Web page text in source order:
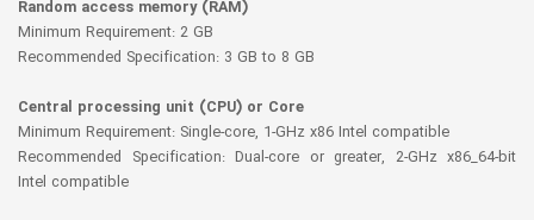
Random access memory (RAM)
Minimum Requirement: 2 GB
Recommended Specification: 3 GB to 8 GB
Central processing unit (CPU) or Core
Minimum Requirement: Single-core, 1-GHz x86 Intel compatible
Recommended Specification: Dual-core or greater, 2-GHz x86_64-bit
Intel compatible